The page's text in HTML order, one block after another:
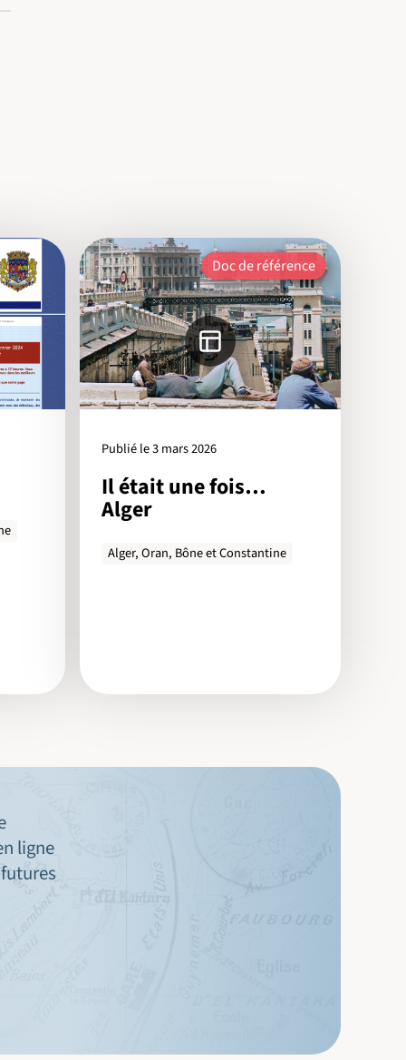
Doc de référence
Publié le 3 mars 2026
Il était une fois…
Alger
Alger, Oran, Bône et Constantine
ligne